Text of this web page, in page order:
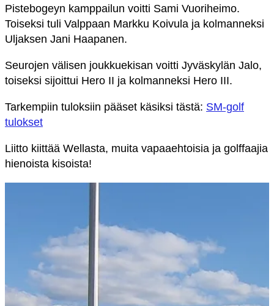
Pistebogeyn kamppailun voitti Sami Vuoriheimo.
Toiseksi tuli Valppaan Markku Koivula ja kolmanneksi
Uljaksen Jani Haapanen.
Seurojen välisen joukkuekisan voitti Jyväskylän Jalo,
toiseksi sijoittui Hero II ja kolmanneksi Hero III.
Tarkempiin tuloksiin pääset käsiksi tästä: SM-golf
tulokset
Liitto kiittää Wellasta, muita vapaaehtoisia ja golffaajia
hienoista kisoista!